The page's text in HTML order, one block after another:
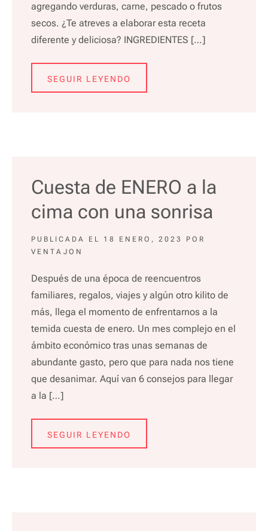
agregando verduras, carne, pescado o frutos
secos. ¿Te atreves a elaborar esta receta
diferente y deliciosa? INGREDIENTES […]
SEGUIR LEYENDO
Cuesta de ENERO a la
cima con una sonrisa
PUBLICADA EL 18 ENERO, 2023
POR
VENTAJON
Después de una época de reencuentros
familiares, regalos, viajes y algún otro kilito de
más, llega el momento de enfrentarnos a la
temida cuesta de enero. Un mes complejo en el
ámbito económico tras unas semanas de
abundante gasto, pero que para nada nos tiene
que desanimar. Aquí van 6 consejos para llegar
a la […]
SEGUIR LEYENDO